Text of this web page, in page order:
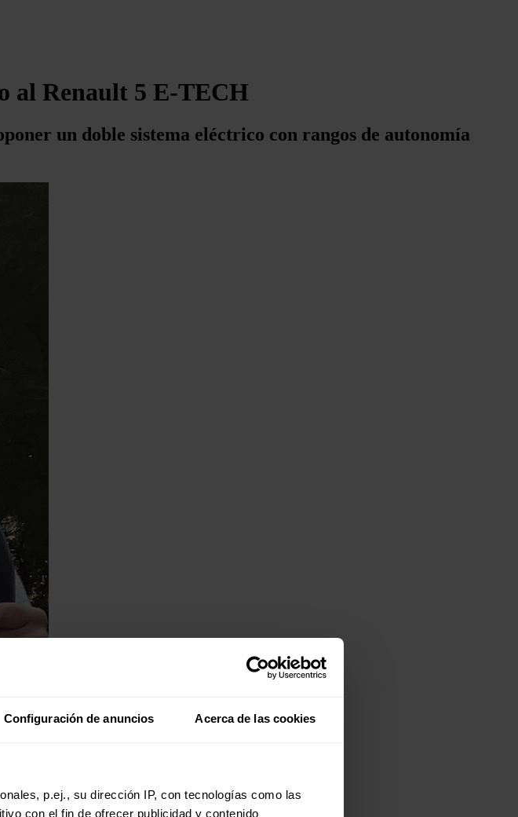
Configuración de anuncios Acerca de las cookies
p.ej., su dirección IP, con tecnologías como las
con el fin de ofrecer publicidad y contenido
al Renault 5 E-TECH
un doble sistema eléctrico con rangos de autonomía